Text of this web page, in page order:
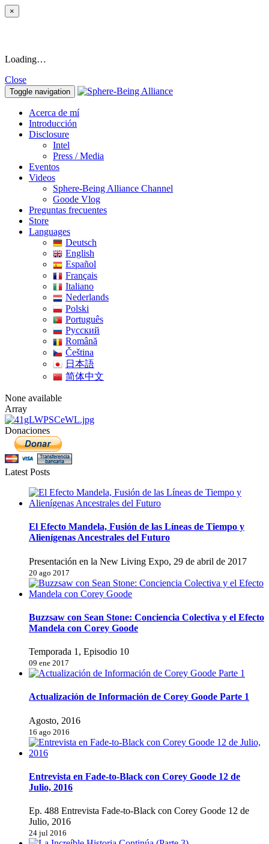
×
Loading…
Close
Toggle navigation
Acerca de mí
Introducción
Disclosure
Intel
Press / Media
Eventos
Videos
Sphere-Being Alliance Channel
Goode Vlog
Preguntas frecuentes
Store
Languages
Deutsch
English
Español
Français
Italiano
Nederlands
Polski
Português
Pусский
Română
Čeština
日本語
简体中文
None available
Array
Donaciones
Latest Posts
El Efecto Mandela, Fusión de las Líneas de Tiempo y
Alienígenas Ancestrales del Futuro
Presentación en la New Living Expo, 29 de abril de 2017
20 ago 2017
Buzzsaw con Sean Stone: Conciencia Colectiva y el Efecto
Mandela con Corey Goode
Temporada 1, Episodio 10
09 ene 2017
Actualización de Información de Corey Goode Parte 1
Agosto, 2016
16 ago 2016
Entrevista en Fade-to-Black con Corey Goode 12 de
Julio, 2016
Ep. 488 Entrevista Fade-to-Black con Corey Goode 12 de
Julio, 2016
24 jul 2016